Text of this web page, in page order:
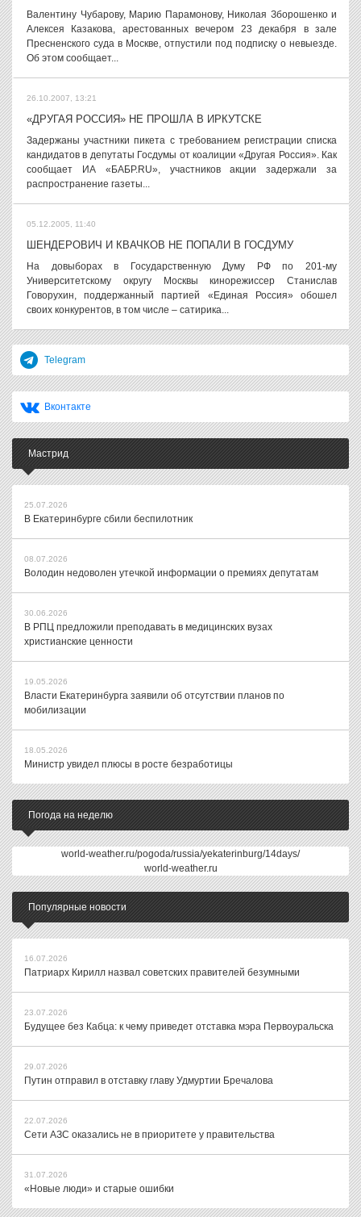
Валентину Чубарову, Марию Парамонову, Николая Зборошенко и
Алексея Казакова, арестованных вечером 23 декабря в зале
Пресненского суда в Москве, отпустили под подписку о невыезде.
Об этом сообщает...
26.10.2007, 13:21
«ДРУГАЯ РОССИЯ» НЕ ПРОШЛА В ИРКУТСКЕ
Задержаны участники пикета с требованием регистрации списка
кандидатов в депутаты Госдумы от коалиции «Другая Россия». Как
сообщает ИА «БАБР.RU», участников акции задержали за
распространение газеты...
05.12.2005, 11:40
ШЕНДЕРОВИЧ И КВАЧКОВ НЕ ПОПАЛИ В ГОСДУМУ
На довыборах в Государственную Думу РФ по 201-му
Университетскому округу Москвы кинорежиссер Станислав
Говорухин, поддержанный партией «Единая Россия» обошел
своих конкурентов, в том числе – сатирика...
Telegram
Вконтакте
Мастрид
25.07.2026
В Екатеринбурге сбили беспилотник
08.07.2026
Володин недоволен утечкой информации о премиях депутатам
30.06.2026
В РПЦ предложили преподавать в медицинских вузах
христианские ценности
19.05.2026
Власти Екатеринбурга заявили об отсутствии планов по
мобилизации
18.05.2026
Министр увидел плюсы в росте безработицы
Погода на неделю
world-weather.ru/pogoda/russia/yekaterinburg/14days/
world-weather.ru
Популярные новости
16.07.2026
Патриарх Кирилл назвал советских правителей безумными
23.07.2026
Будущее без Кабца: к чему приведет отставка мэра Первоуральска
29.07.2026
Путин отправил в отставку главу Удмуртии Бречалова
22.07.2026
Сети АЗС оказались не в приоритете у правительства
31.07.2026
«Новые люди» и старые ошибки